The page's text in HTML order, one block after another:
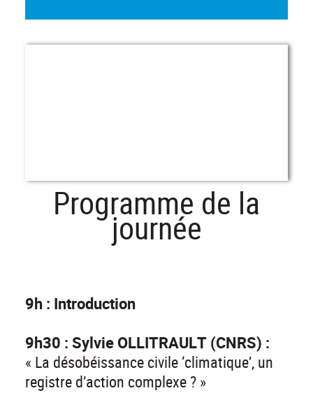
Programme de la
journée
9h : Introduction
9h30 : Sylvie OLLITRAULT (CNRS) :
« La désobéissance civile ‘climatique’, un
registre d’action complexe ? »